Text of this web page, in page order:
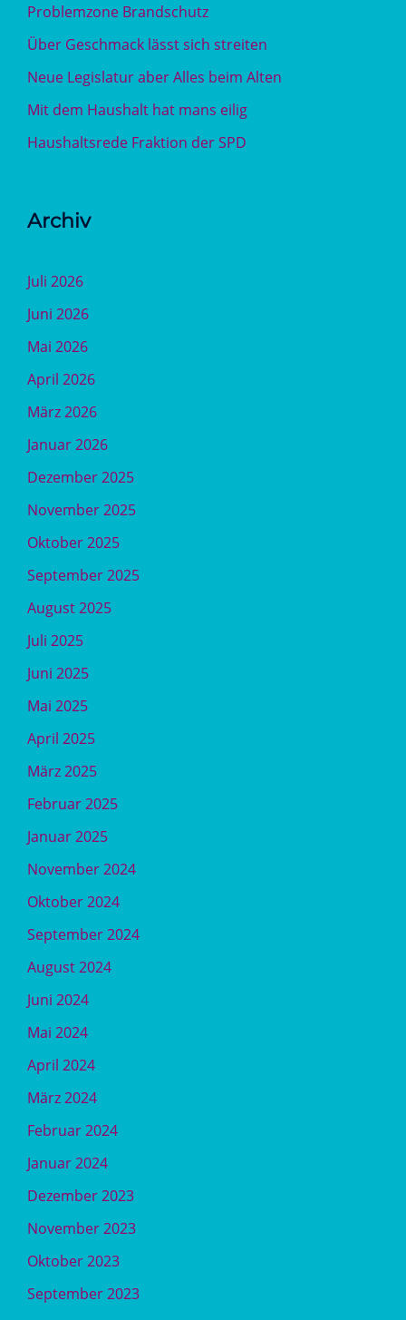
Problemzone Brandschutz
Über Geschmack lässt sich streiten
Neue Legislatur aber Alles beim Alten
Mit dem Haushalt hat mans eilig
Haushaltsrede Fraktion der SPD
Archiv
Juli 2026
Juni 2026
Mai 2026
April 2026
März 2026
Januar 2026
Dezember 2025
November 2025
Oktober 2025
September 2025
August 2025
Juli 2025
Juni 2025
Mai 2025
April 2025
März 2025
Februar 2025
Januar 2025
November 2024
Oktober 2024
September 2024
August 2024
Juni 2024
Mai 2024
April 2024
März 2024
Februar 2024
Januar 2024
Dezember 2023
November 2023
Oktober 2023
September 2023